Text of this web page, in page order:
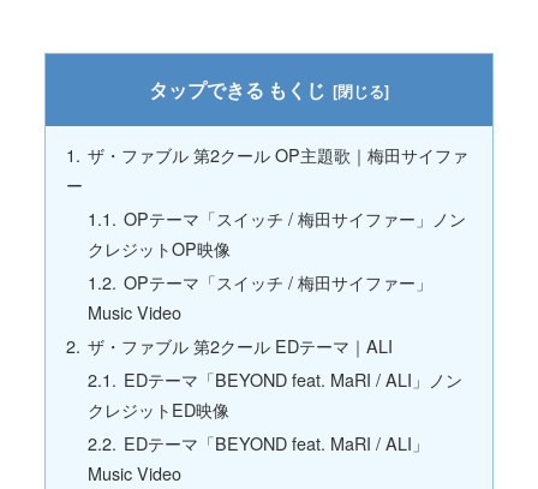
もくじ
ザ・ファブル 第2クール OP主題歌｜梅田サイファ
ー
OPテーマ「スイッチ / 梅田サイファー」ノン
クレジットOP映像
OPテーマ「スイッチ / 梅田サイファー」
Music Video
ザ・ファブル 第2クール EDテーマ｜ALI
EDテーマ「BEYOND feat. MaRI / ALI」ノン
クレジットED映像
EDテーマ「BEYOND feat. MaRI / ALI」
Music Video